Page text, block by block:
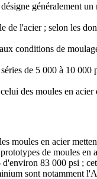
généralement
l'acier ; selon les
conditions de
de 5 000 à 10
des moules en
moules en acier
de moules en
83 000 psi ;
sont